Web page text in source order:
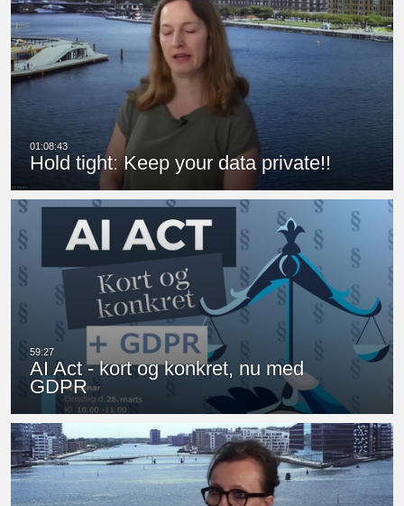
Hold tight: Keep your data private!!
AI Act - kort og konkret, nu med
GDPR